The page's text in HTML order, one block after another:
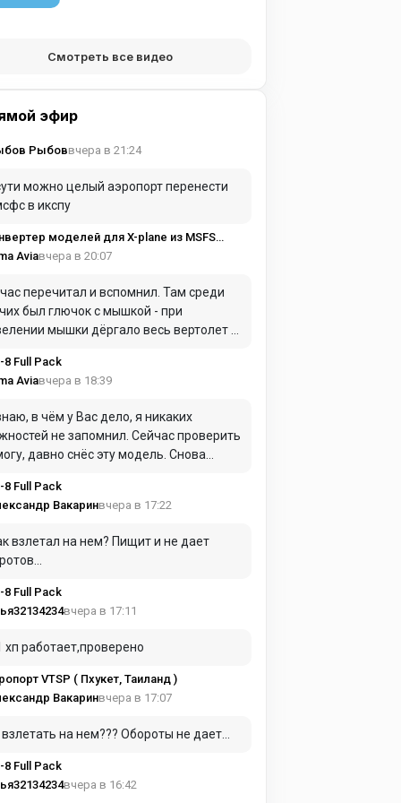
Смотреть все видео
эфир
Рыбоввчера в 21:24
можно целый аэропорт перенести
в икспу
Aviaвчера в 20:07
перечитал и вспомнил. Там среди
был глючок с мышкой - при
мышки дёргало весь вертолет и
работает (пересекается)
управления мышкой и джойстиком. Я
учитывая общее качество модели...
я мышку не трогал, управлял только
при помощи оси "throttle" джойстика,
от земли отрывался вполне
(летал вот только хреново). А у
похоже, просто газ не прибавляется.
Full Pack
Aviaвчера в 18:39
в чём у Вас дело, я никаких
не запомнил. Сейчас проверить
давно снёс эту модель. Снова
не стОит.
Full Pack
Вакаринвчера в 17:22
взлетал на нем? Пищит и не дает
Full Pack
вчера в 17:11
хп работает,проверено
VTSP ( Пхукет, Таиланд )
Вакаринвчера в 17:07
взлетать на нем??? Обороты не дает...
Full Pack
вчера в 16:42